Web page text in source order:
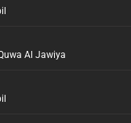
Al Jawiya